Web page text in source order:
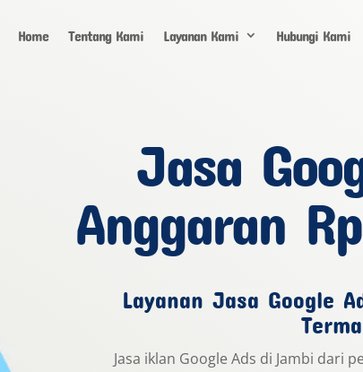
Home Tentang Kami Layanan Kami Hubungi Kami
Jasa
Anggaran
Layanan Jasa Google
Jasa iklan Google Ads di Jambi dari